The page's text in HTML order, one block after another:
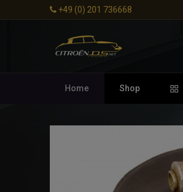
+49 (0) 201 736668
Home Shop